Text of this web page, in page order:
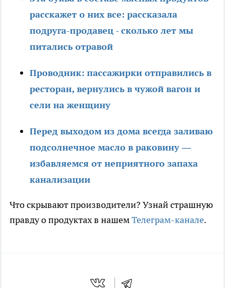
расскажет о них все: рассказала
подруга-продавец - сколько лет мы
питались отравой
Проводник: пассажирки отправились в
ресторан, вернулись в чужой вагон и
сели на женщину
Перед выходом из дома всегда заливаю
подсолнечное масло в раковину —
избавляемся от неприятного запаха
канализации
Что скрывают производители? Узнай страшную
правду о продуктах в нашемТелеграм-канале.